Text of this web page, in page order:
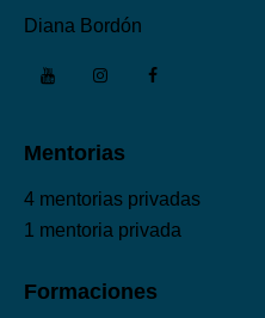
Diana Bordón
Mentorias
4 mentorias privadas
1 mentoria privada
Formaciones